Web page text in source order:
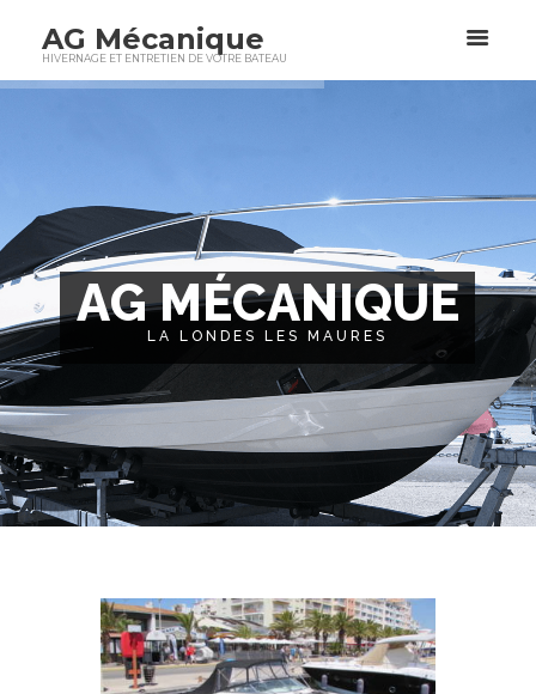
AG Mécanique
HIVERNAGE ET ENTRETIEN DE VOTRE BATEAU
AG MÉCANIQUE
LA LONDES LES MAURES
SEA RAY